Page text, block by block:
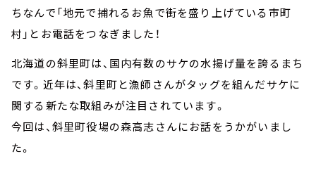
ちなんで「地元で捕れるお魚で街を盛り上げている市町
村」とお電話をつなぎました！
北海道の斜里町は、国内有数のサケの水揚げ量を誇るまち
です。近年は、斜里町と漁師さんがタッグを組んだサケに
関する新たな取組みが注目されています。
今回は、斜里町役場の森高志さんにお話をうかがいまし
た。